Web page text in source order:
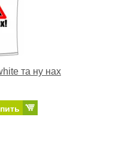
та ну нах